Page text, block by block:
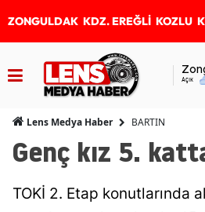
ZONGULDAK KDZ. EREĞLİ KOZLU
Açık
Lens Medya Haber BARTIN
Genç kız 5.
TOKİ 2. Etap konutlarında